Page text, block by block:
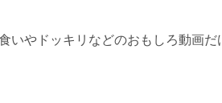
いやドッキリなどのおもしろ動画